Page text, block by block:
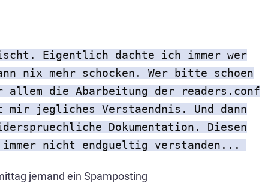
Eigentlich dachte ich immer wer
nix mehr schocken. Wer bitte schoen
allem die Abarbeitung der readers.conf
jegliches Verstaendnis. Und dann
Dokumentation. Diesen
nicht endgueltig verstanden...
jemand ein Spamposting